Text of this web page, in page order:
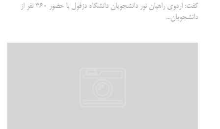
گفت: اردوی راهیان نور دانشجویان دانشگاه دزفول با حضور ۳۶۰ نفر از
دانشجویان...